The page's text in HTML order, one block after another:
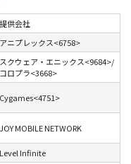
提供会社
アニプレックス<6758>
スクウェア・エニックス<9684>/
コロプラ<3668>
Cygames<4751>
JOY MOBILE NETWORK
Level Infinite